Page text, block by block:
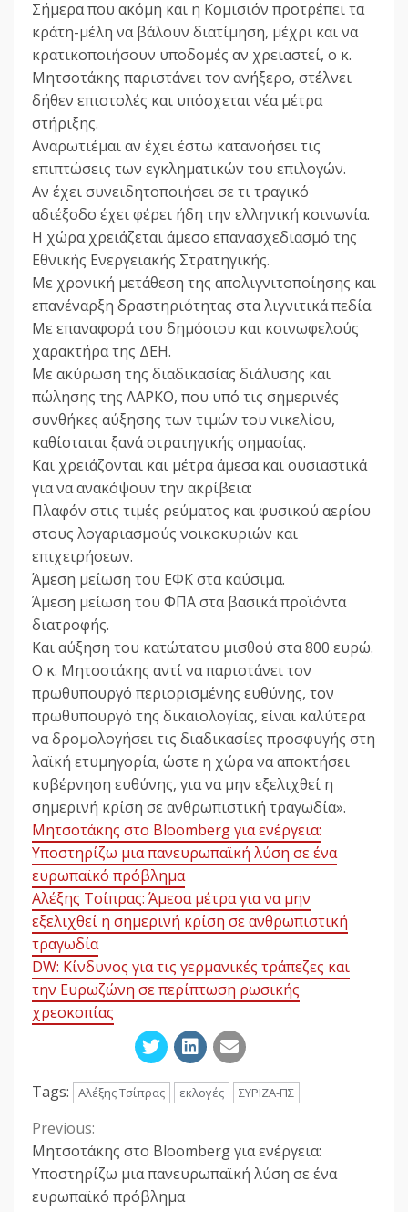
Σήμερα που ακόμη και η Κομισιόν προτρέπει τα
κράτη-μέλη να βάλουν διατίμηση, μέχρι και να
κρατικοποιήσουν υποδομές αν χρειαστεί, ο κ.
Μητσοτάκης παριστάνει τον ανήξερο, στέλνει
δήθεν επιστολές και υπόσχεται νέα μέτρα
στήριξης.
Αναρωτιέμαι αν έχει έστω κατανοήσει τις
επιπτώσεις των εγκληματικών του επιλογών.
Αν έχει συνειδητοποιήσει σε τι τραγικό
αδιέξοδο έχει φέρει ήδη την ελληνική κοινωνία.
Η χώρα χρειάζεται άμεσο επανασχεδιασμό της
Εθνικής Ενεργειακής Στρατηγικής.
Με χρονική μετάθεση της απολιγνιτοποίησης και
επανέναρξη δραστηριότητας στα λιγνιτικά πεδία.
Με επαναφορά του δημόσιου και κοινωφελούς
χαρακτήρα της ΔΕΗ.
Με ακύρωση της διαδικασίας διάλυσης και
πώλησης της ΛΑΡΚΟ, που υπό τις σημερινές
συνθήκες αύξησης των τιμών του νικελίου,
καθίσταται ξανά στρατηγικής σημασίας.
Και χρειάζονται και μέτρα άμεσα και ουσιαστικά
για να ανακόψουν την ακρίβεια:
Πλαφόν στις τιμές ρεύματος και φυσικού αερίου
στους λογαριασμούς νοικοκυριών και
επιχειρήσεων.
Άμεση μείωση του ΕΦΚ στα καύσιμα.
Άμεση μείωση του ΦΠΑ στα βασικά προϊόντα
διατροφής.
Και αύξηση του κατώτατου μισθού στα 800 ευρώ.
Ο κ. Μητσοτάκης αντί να παριστάνει τον
πρωθυπουργό περιορισμένης ευθύνης, τον
πρωθυπουργό της δικαιολογίας, είναι καλύτερα
να δρομολογήσει τις διαδικασίες προσφυγής στη
λαϊκή ετυμηγορία, ώστε η χώρα να αποκτήσει
κυβέρνηση ευθύνης, για να μην εξελιχθεί η
σημερινή κρίση σε ανθρωπιστική τραγωδία».
Μητσοτάκης στο Bloomberg για ενέργεια:
Υποστηρίζω μια πανευρωπαϊκή λύση σε ένα
ευρωπαϊκό πρόβλημα
Αλέξης Τσίπρας: Άμεσα μέτρα για να μην
εξελιχθεί η σημερινή κρίση σε ανθρωπιστική
τραγωδία
DW: Κίνδυνος για τις γερμανικές τράπεζες και
την Ευρωζώνη σε περίπτωση ρωσικής
χρεοκοπίας
Tags: Αλέξης Τσίπρας εκλογές ΣΥΡΙΖΑ-ΠΣ
Continue
Reading
Previous:
Μητσοτάκης στο Bloomberg για ενέργεια:
Υποστηρίζω μια πανευρωπαϊκή λύση σε ένα
ευρωπαϊκό πρόβλημα